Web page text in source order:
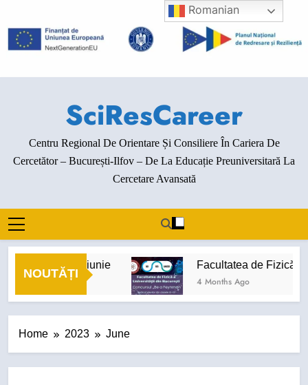
content
SciResCareer
Centru Regional De Orientare Și Consiliere În Cariera De
Cercetător – București-Ilfov – De La Educație Preuniversitară La
Cercetare Avansată
NOUTĂȚI
luna iunie
Ago
Facultatea de Fizică de
4 Months Ago
Home 2023 June
Romanian